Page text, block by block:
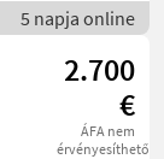
5 napja online
2.700
€
ÁFA nem
érvényesíthető